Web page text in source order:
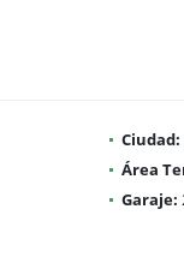
Ciudad:
Área
Garaje: